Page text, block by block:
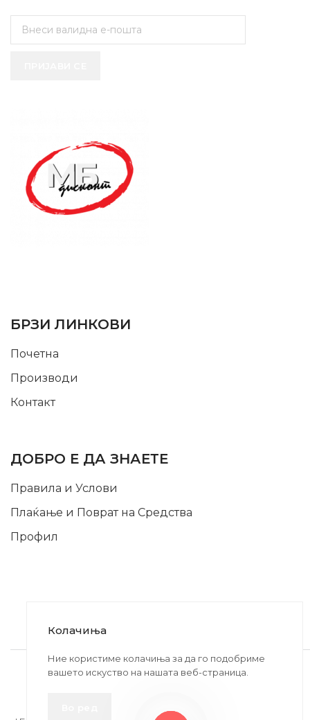
БРЗИ ЛИНКОВИ
Почетна
Производи
Контакт
ДОБРО Е ДА ЗНАЕТЕ
Правила и Услови
Плаќање и Поврат на Средства
Профил
2020-2024 © MB DISKONT. Изработено од
БРАМИТ ДООЕЛ
Колачиња
Ние користиме колачиња за да го подобриме
вашето искуство на нашата веб-страница.